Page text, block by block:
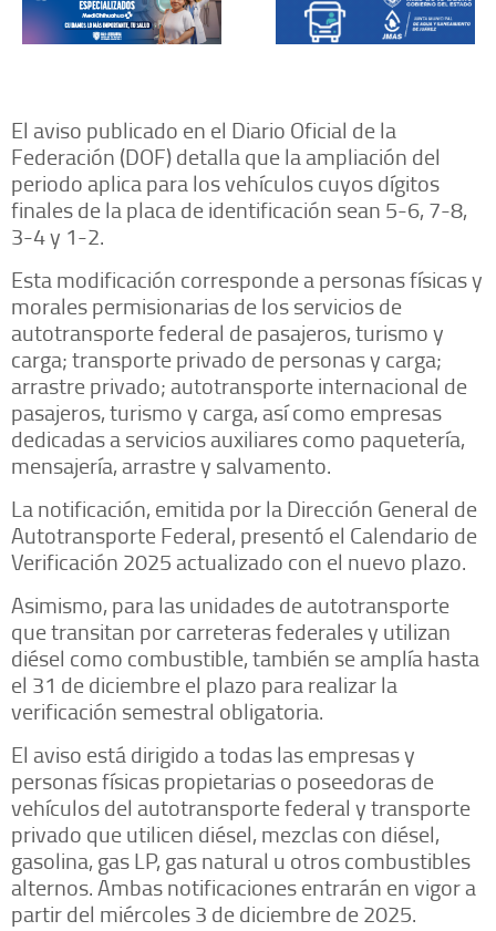
El aviso publicado en el Diario Oficial de la
Federación (DOF) detalla que la ampliación del
periodo aplica para los vehículos cuyos dígitos
finales de la placa de identificación sean 5-6, 7-8,
3-4 y 1-2.
Esta modificación corresponde a personas físicas y
morales permisionarias de los servicios de
autotransporte federal de pasajeros, turismo y
carga; transporte privado de personas y carga;
arrastre privado; autotransporte internacional de
pasajeros, turismo y carga, así como empresas
dedicadas a servicios auxiliares como paquetería,
mensajería, arrastre y salvamento.
La notificación, emitida por la Dirección General de
Autotransporte Federal, presentó el Calendario de
Verificación 2025 actualizado con el nuevo plazo.
Asimismo, para las unidades de autotransporte
que transitan por carreteras federales y utilizan
diésel como combustible, también se amplía hasta
el 31 de diciembre el plazo para realizar la
verificación semestral obligatoria.
El aviso está dirigido a todas las empresas y
personas físicas propietarias o poseedoras de
vehículos del autotransporte federal y transporte
privado que utilicen diésel, mezclas con diésel,
gasolina, gas LP, gas natural u otros combustibles
alternos. Ambas notificaciones entrarán en vigor a
partir del miércoles 3 de diciembre de 2025.